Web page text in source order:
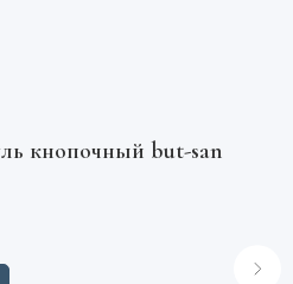
кнопочный but-san